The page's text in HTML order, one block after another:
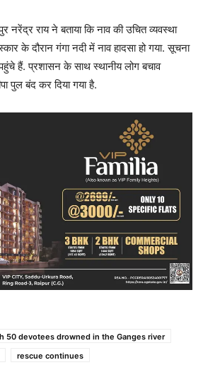
नरेंद्र राय ने बताया कि नाव की उचित व्यवस्था
के दौरान गंगा नदी में नाव हादसा हो गया. सूचना
हैं. प्रशासन के साथ स्थानीय लोग बचाव
पुल बंद कर दिया गया है.
50 devotees drowned in the Ganges river
rescue continues